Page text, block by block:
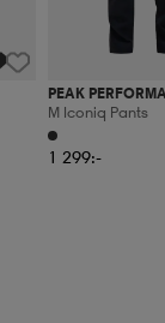
PEAK
M Iconiq Pants
1 299:-